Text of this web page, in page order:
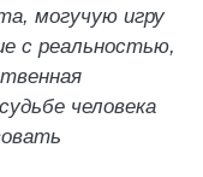
могучую игру
с реальностью,
человека